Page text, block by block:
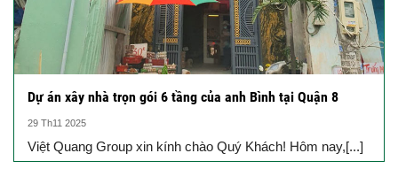
Dự án xây nhà trọn gói 6 tầng của anh Bình tại Quận 8
29 Th11 2025
Việt Quang Group xin kính chào Quý Khách! Hôm nay,[...]